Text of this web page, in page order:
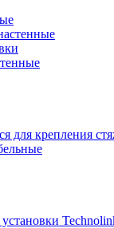
для крепления